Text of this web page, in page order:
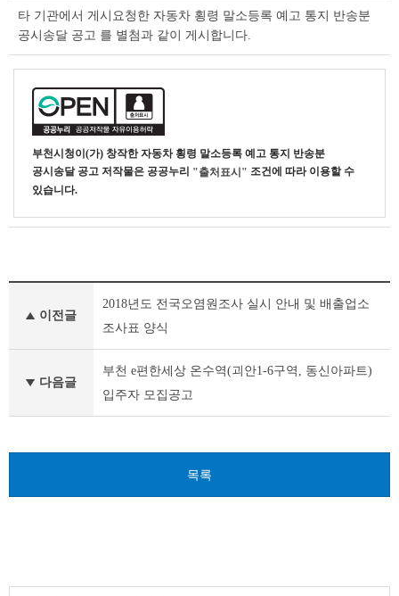
이
타 기관에서 게시요청한 자동차 횡령 말소등록 예고 통지 반송분
공시송달 공고 를 별첨과 같이 게시합니다.
부천시청이(가) 창작한자동차 횡령 말소등록 예고 통지 반송분
공시송달 공고 저작물은 공공누리 "출처표시" 조건에 따라 이용할 수
있습니다.
음
이전글
2018년도 전국오염원조사 실시 안내 및 배출업소
조사표 양식
다음글
부천 e편한세상 온수역(괴안1-6구역, 동신아파트)
입주자 모집공고
목록